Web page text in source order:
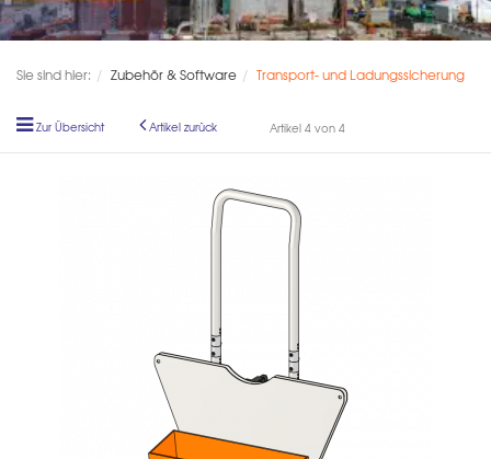
Sie sind hier: Zubehör & Software Transport- und Ladungssicherung
Zur Übersicht Artikel zurück Artikel 4 von 4